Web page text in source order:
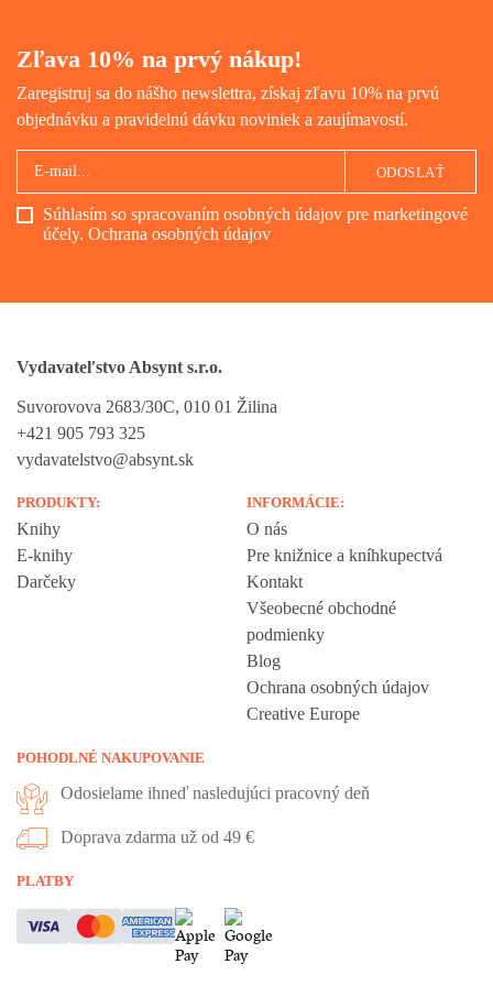
Zľava 10% na prvý nákup!
Zaregistruj sa do nášho newslettra, získaj zľavu 10% na prvú
objednávku a pravidelnú dávku noviniek a zaujímavostí.
Súhlasím so spracovaním osobných údajov pre marketingové
účely. Ochrana osobných údajov
ODOSLAŤ
Vydavateľstvo Absynt s.r.o.
Suvorovova 2683/30C, 010 01 Žilina
+421 905 793 325
vydavatelstvo@absynt.sk
PRODUKTY:
Knihy
E-knihy
Darčeky
INFORMÁCIE:
O nás
Pre knižnice a kníhkupectvá
Kontakt
Všeobecné obchodné
podmienky
Blog
Ochrana osobných údajov
Creative Europe
POHODLNÉ NAKUPOVANIE
Odosielame ihneď nasledujúci pracovný deň
Doprava zdarma už od 49 €
PLATBY
Vážime si vaše súkromie
Táto stránka používa cookies, aby vám ponúkla skvelý zážitok z
prehliadania. Všetky dôležité informácie nájdete na stránke Cookies.